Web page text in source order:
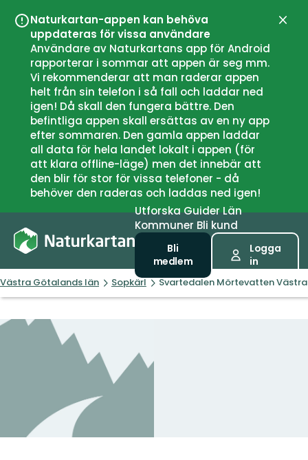
Naturkartan-appen kan behöva
uppdateras för vissa användare
Användare av Naturkartans app för Android
rapporterar i sommar att appen är seg mm.
Vi rekommenderar att man raderar appen
helt från sin telefon i så fall och laddar ned
igen! Då skall den fungera bättre. Den
befintliga appen skall ersättas av en ny app
efter sommaren. Den gamla appen laddar
all data för hela landet lokalt i appen (för
att klara offline-läge) men det innebär att
den blir för stor för vissa telefoner - då
behöver den raderas och laddas ned igen!
UtforskaGuiderLän
Kommuner Bli kund
Bli
medlem
Logga
in
Västra Götalands län Sopkärl Svartedalen Mörtevatten